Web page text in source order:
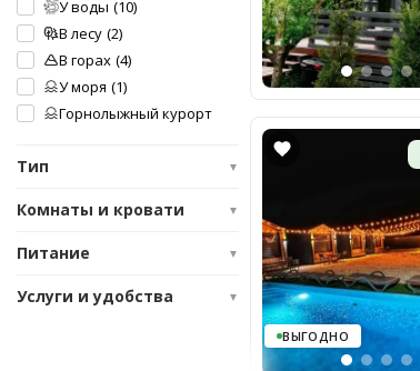
У воды (10)
В лесу (2)
В горах (4)
У моря (1)
Горнолыжный курорт
Тип ▼
Комнаты и кровати ▼
Питание ▼
Услуги и удобства ▼
ВЫГОДНО